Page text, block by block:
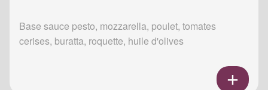
Base sauce pesto, mozzarella, poulet, tomates
cerises, buratta, roquette, huile d'olives